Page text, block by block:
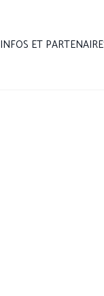
INFOS ET